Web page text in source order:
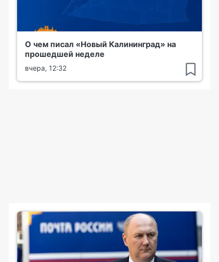
О чем писал «Новый Калининград» на
прошедшей неделе
вчера, 12:32